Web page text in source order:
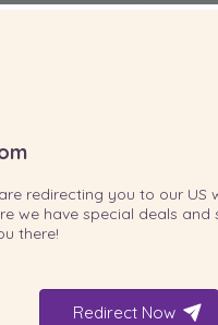
redirecting you to our US
we have special deals and
there!
Redirect Now